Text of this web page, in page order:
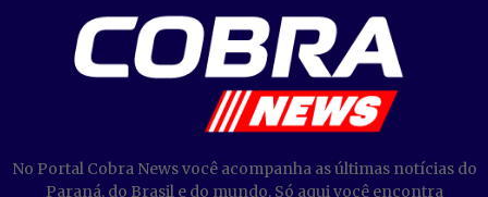
No Portal Cobra News você acompanha as últimas notícias do
Paraná, do Brasil e do mundo. Só aqui você encontra